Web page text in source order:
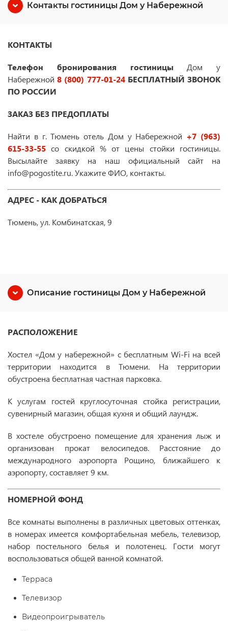
Контакты гостиницы Дом у Набережной
КОНТАКТЫ
Телефон бронирования гостиницы Дом у
Набережной8 (800) 777-01-24БЕСПЛАТНЫЙ ЗВОНОК
ПО РОССИИ
ЗАКАЗ БЕЗ ПРЕДОПЛАТЫ
Найти в г. Тюмень отель Дом у Набережной +7 (963)
615-33-55 со скидкой % от цены стойки гостиницы.
Высылайте заявку на наш официальный сайт на
info@pogostite.ru. Укажите ФИО, контакты.
АДРЕС - КАК ДОБРАТЬСЯ
Тюмень, ул. Комбинатская, 9
Описание гостиницы Дом у Набережной
РАСПОЛОЖЕНИЕ
Хостел «Дом у набережной» с бесплатным Wi-Fi на всей
территории находится в Тюмени. На территории
обустроена бесплатная частная парковка.
К услугам гостей круглосуточная стойка регистрации,
сувенирный магазин, общая кухня и общий лаундж.
В хостеле обустроено помещение для хранения лыж и
организован прокат велосипедов. Расстояние до
международного аэропорта Рощино, ближайшего к
аэропорту, составляет 9 км.
НОМЕРНОЙ ФОНД
Все комнаты выполнены в различных цветовых оттенках,
в номерах имеется комфортабельная мебель, телевизор,
набор постельного белья и полотенец. Гости могут
воспользоваться общей ванной комнатой.
Терраса
Телевизор
Видеопроигрыватель